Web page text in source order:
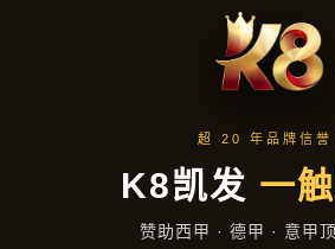
公司头条
首页 公司头条